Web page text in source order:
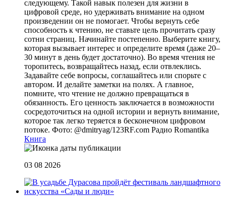
следующему. Такой навык полезен для жизни в
цифровой среде, но удерживать внимание на одном
произведении он не помогает. Чтобы вернуть себе
способность к чтению, не ставьте цель прочитать сразу
сотни страниц. Начинайте постепенно. Выберите книгу,
которая вызывает интерес и определите время (даже 20–
30 минут в день будет достаточно). Во время чтения не
торопитесь, возвращайтесь назад, если отвлеклись.
Задавайте себе вопросы, соглашайтесь или спорьте с
автором. И делайте заметки на полях. А главное,
помните, что чтение не должно превращаться в
обязанность. Его ценность заключается в возможности
сосредоточиться на одной истории и вернуть внимание,
которое так легко теряется в бесконечном цифровом
потоке. Фото: @dmitryag/123RF.com Радио Romantika
Книга
03 08 2026